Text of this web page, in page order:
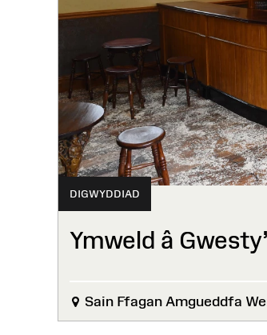
DIGWYDDIAD
Ymweld â
Sain Ffagan Amgueddfa